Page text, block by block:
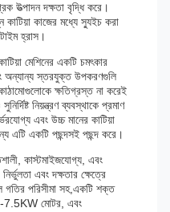
উত্পাদন দক্ষতা বৃদ্ধি করে।
কাজের মধ্যে স্যুইচ করা
হ্রাস।
মেশিনের একটি চমৎকার
অন্যান্য স্তরযুক্ত উপকরণগুলি
ক্ষতিগ্রস্ত না করেই
নিয়ন্ত্রণ ব্যবস্থাকে প্রমাণ
এবং উচ্চ মানের কাটিয়া
এটি একটি পছন্দসই পছন্দ করে।
কাস্টমাইজযোগ্য, এবং
এবং দক্ষতার ক্ষেত্রে
পরিসীমা সহ,একটি শক্ত
7.5KW মোটর, এবং